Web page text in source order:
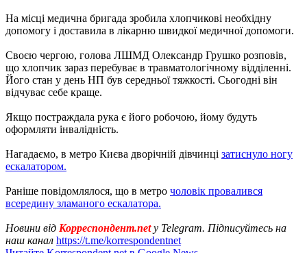
На місці медична бригада зробила хлопчикові необхідну
допомогу і доставила в лікарню швидкої медичної допомоги.
Своєю чергою, голова ЛШМД Олександр Грушко розповів,
що хлопчик зараз перебуває в травматологічному відділенні.
Його стан у день НП був середньої тяжкості. Сьогодні він
відчуває себе краще.
Якщо постраждала рука є його робочою, йому будуть
оформляти інвалідність.
Нагадаємо, в метро Києва дворічній дівчинці затиснуло ногу
ескалатором.
Раніше повідомлялося, що в метро чоловік провалився
всередину зламаного ескалатора.
Новини від Корреспондент.net у Telegram. Підписуйтесь на
наш канал https://t.me/korrespondentnet